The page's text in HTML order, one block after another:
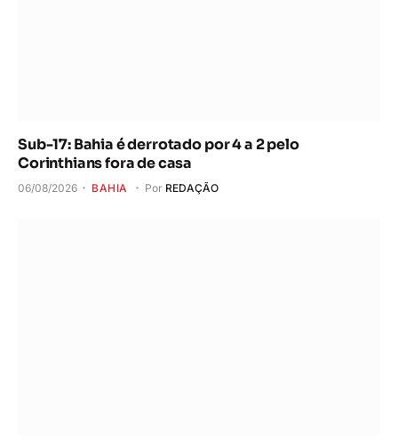
Sub-17: Bahia é derrotado por 4 a 2 pelo
Corinthians fora de casa
06/08/2026 BAHIA Por REDAÇÃO